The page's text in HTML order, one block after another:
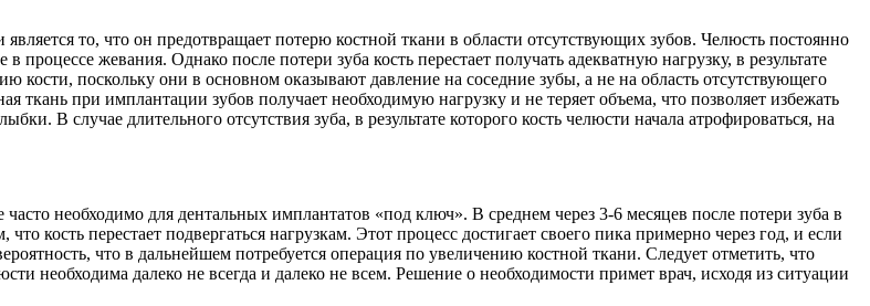
то, что он предотвращает потерю костной ткани в области отсутствующих зубов. Челюсть постоянно
процессе жевания. Однако после потери зуба кость перестает получать адекватную нагрузку, в результате
кости, поскольку они в основном оказывают давление на соседние зубы, а не на область отсутствующего
ткань при имплантации зубов получает необходимую нагрузку и не теряет объема, что позволяет избежать
В случае длительного отсутствия зуба, в результате которого кость челюсти начала атрофироваться, на
необходимо для дентальных имплантатов «под ключ». В среднем через 3-6 месяцев после потери зуба в
кость перестает подвергаться нагрузкам. Этот процесс достигает своего пика примерно через год, и если
что в дальнейшем потребуется операция по увеличению костной ткани. Следует отметить, что
необходима далеко не всегда и далеко не всем. Решение о необходимости примет врач, исходя из ситуации